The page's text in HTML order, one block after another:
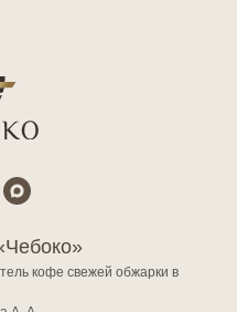
кофе свежей обжарки в